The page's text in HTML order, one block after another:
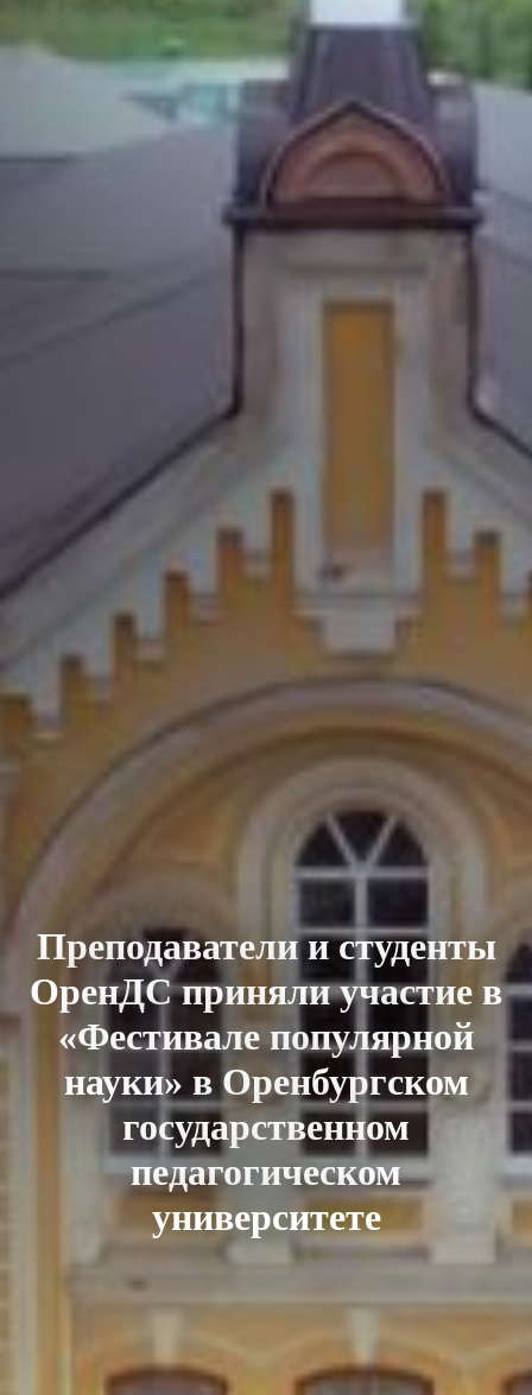
Преподаватели и студенты
ОренДС приняли участие в
«Фестивале популярной
науки» в Оренбургском
государственном
педагогическом
университете